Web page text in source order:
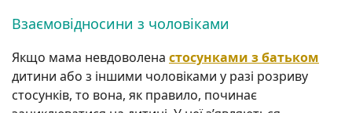
Взаємовідносини з чоловіками
Якщо мама невдоволена стосунками з батьком
дитини або з іншими чоловіками у разі розриву
стосунків, то вона, як правило, починає